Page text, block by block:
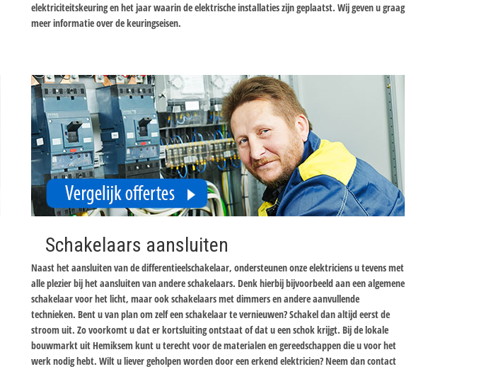
elektriciteitskeuring en het jaar waarin de elektrische installaties zijn geplaatst. Wij geven u graag
meer informatie over de keuringseisen.
Schakelaars aansluiten
Naast het aansluiten van de differentieelschakelaar, ondersteunen onze elektriciens u tevens met
alle plezier bij het aansluiten van andere schakelaars. Denk hierbij bijvoorbeeld aan een algemene
schakelaar voor het licht, maar ook schakelaars met dimmers en andere aanvullende
technieken. Bent u van plan om zelf een schakelaar te vernieuwen? Schakel dan altijd eerst de
stroom uit. Zo voorkomt u dat er kortsluiting ontstaat of dat u een schok krijgt. Bij de lokale
bouwmarkt uit Hemiksem kunt u terecht voor de materialen en gereedschappen die u voor het
werk nodig hebt. Wilt u liever geholpen worden door een erkend elektricien? Neem dan contact